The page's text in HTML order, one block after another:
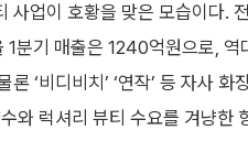
사업이 호황을 맞은 모습이다.
분기 매출은 1240억원으로, 역
‘비디비치’ ‘연작’ 등 자사
와 럭셔리 뷰티 수요를 겨냥한